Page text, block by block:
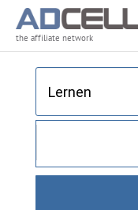
the affiliate network